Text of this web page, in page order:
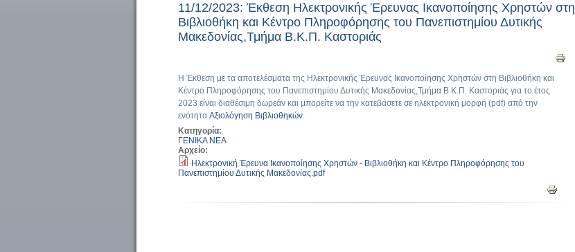
11/12/2023: Έκθεση Ηλεκτρονικής Έρευνας Ικανοποίησης Χρηστών στη
Βιβλιοθήκη και Κέντρο Πληροφόρησης του Πανεπιστημίου Δυτικής
Μακεδονίας,Τμήμα Β.Κ.Π. Καστοριάς
Η Έκθεση με τα αποτελέσματα της Ηλεκτρονικής Έρευνας Ικανοποίησης Χρηστών στη Βιβλιοθήκη και
Κέντρο Πληροφόρησης του Πανεπιστημίου Δυτικής Μακεδονίας,Τμήμα Β.Κ.Π. Καστοριάς για το έτος
2023 είναι διαθέσιμη δωρεάν και μπορείτε να την κατεβάσετε σε ηλεκτρονική μορφή (pdf) από την
ενότητα Αξιολόγηση Βιβλιοθηκών.
Κατηγορία:
ΓΕΝΙΚΑ ΝΕΑ
Αρχείο:
Ηλεκτρονική Έρευνα Ικανοποίησης Χρηστών - Βιβλιοθήκη και Κέντρο Πληροφόρησης του
Πανεπιστημίου Δυτικής Μακεδονίας.pdf